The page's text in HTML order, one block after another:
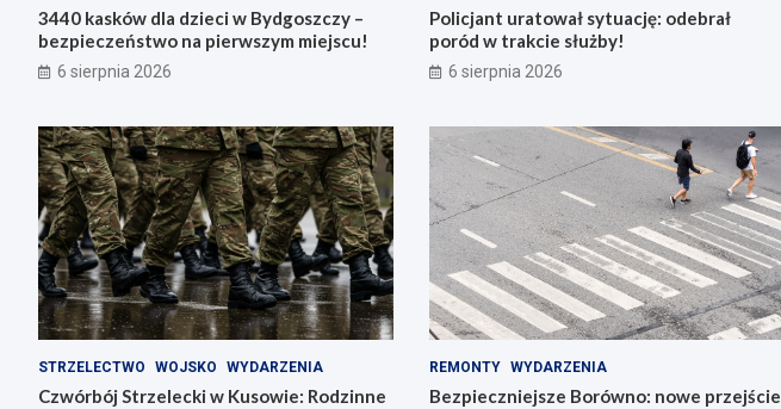
3440 kasków dla dzieci w Bydgoszczy –
bezpieczeństwo na pierwszym miejscu!
6 sierpnia 2026
Policjant uratował sytuację: odebrał
poród w trakcie służby!
6 sierpnia 2026
STRZELECTWO WOJSKO WYDARZENIA
Czwórbój Strzelecki w Kusowie: Rodzinne
REMONTY WYDARZENIA
Bezpieczniejsze Borówno: nowe przejście